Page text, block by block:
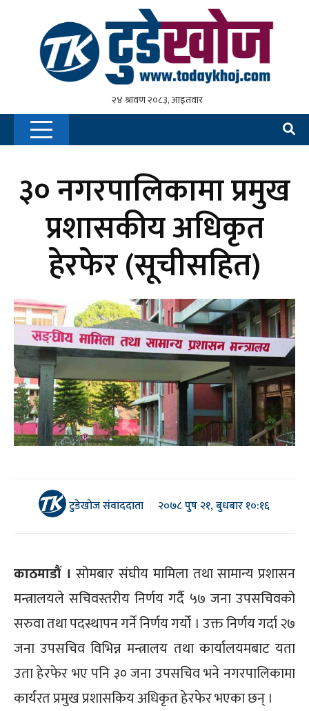
३० नगरपालिकामा प्रमुख
प्रशासकीय अधिकृत
हेरफेर (सूचीसहित)
टुडेखोज संवाददाता २०७८ पुष २१, बुधबार १०:१६
काठमाडौं । सोमबार संघीय मामिला तथा सामान्य प्रशासन
मन्त्रालयले सचिवस्तरीय निर्णय गर्दै ५७ जना उपसचिवको
सरुवा तथा पदस्थापन गर्ने निर्णय गर्यो । उक्त निर्णय गर्दा २७
जना उपसचिव विभिन्न मन्त्रालय तथा कार्यालयमबाट यता
उता हेरफेर भए पनि ३० जना उपसचिव भने नगरपालिकामा
कार्यरत प्रमुख प्रशासकिय अधिकृत हेरफेर भएका छन् ।